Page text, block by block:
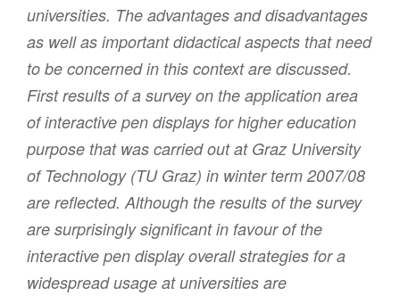
universities. The advantages and disadvantages
as well as important didactical aspects that need
to be concerned in this context are discussed.
First results of a survey on the application area
of interactive pen displays for higher education
purpose that was carried out at Graz University
of Technology (TU Graz) in winter term 2007/08
are reflected. Although the results of the survey
are surprisingly significant in favour of the
interactive pen display overall strategies for a
widespread usage at universities are